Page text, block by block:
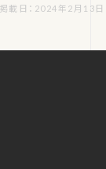
掲載日：2024年2月13日